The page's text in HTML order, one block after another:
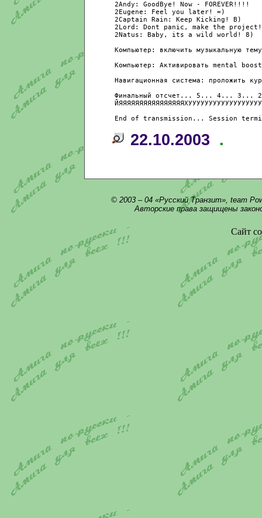
2Аndy: GoodBye! Now - FOREVER!!!!
2Eugene: Feel you later! =)
2Captain Rain: Keep Kicking! B)
2Lord: Dont panic, make the project!
2Natus: Baby, its a wild world! 8)
Koмпьютер: включить музыкальную
Компьютер: Активировать mental
Навигационная система:
Финальный отсчет... 5... 4...
22.10.2003 .
© 2003 – 04 «Русский Транзит», team
Авторские права защищены
Сайт